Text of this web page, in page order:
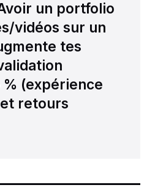
un portfolio
vidéos sur un
tes
% (expérience
retours